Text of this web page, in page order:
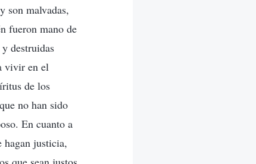
son malvadas,
fueron mano de
destruidas
vivir en el
de los
no han sido
En cuanto a
hagan justicia,